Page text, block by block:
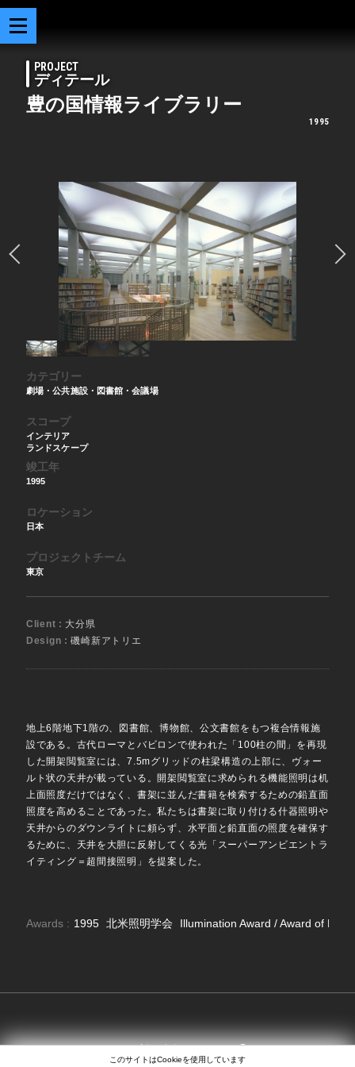
PROJECT
ディテール
豊の国情報ライブラリー
1995
カテゴリー
劇場・公共施設・図書館・会議場
スコープ
インテリア
ランドスケープ
竣工年
1995
ロケーション
日本
プロジェクトチーム
東京
Client : 大分県
Design :磯崎新アトリエ
地上6階地下1階の、図書館、博物館、公文書館をもつ複合情報施
設である。古代ローマとバビロンで使われた「100柱の間」を再現
した開架閲覧室には、7.5mグリッドの柱梁構造の上部に、ヴォー
ルト状の天井が載っている。開架閲覧室に求められる機能照明は机
上面照度だけではなく、書架に並んだ書籍を検索するための鉛直面
照度を高めることであった。私たちは書架に取り付ける什器照明や
天井からのダウンライトに頼らず、水平面と鉛直面の照度を確保す
るために、天井を大胆に反射してくる光「スーパーアンビエントラ
イティング＝超間接照明」を提案した。
Awards : 1995 北米照明学会 Illumination Award / Award of
SEARCH
EN
このサイトはCookieを使用しています